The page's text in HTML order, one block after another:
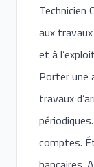
Technicien
aux
et à
Porter une
travaux
comptes.